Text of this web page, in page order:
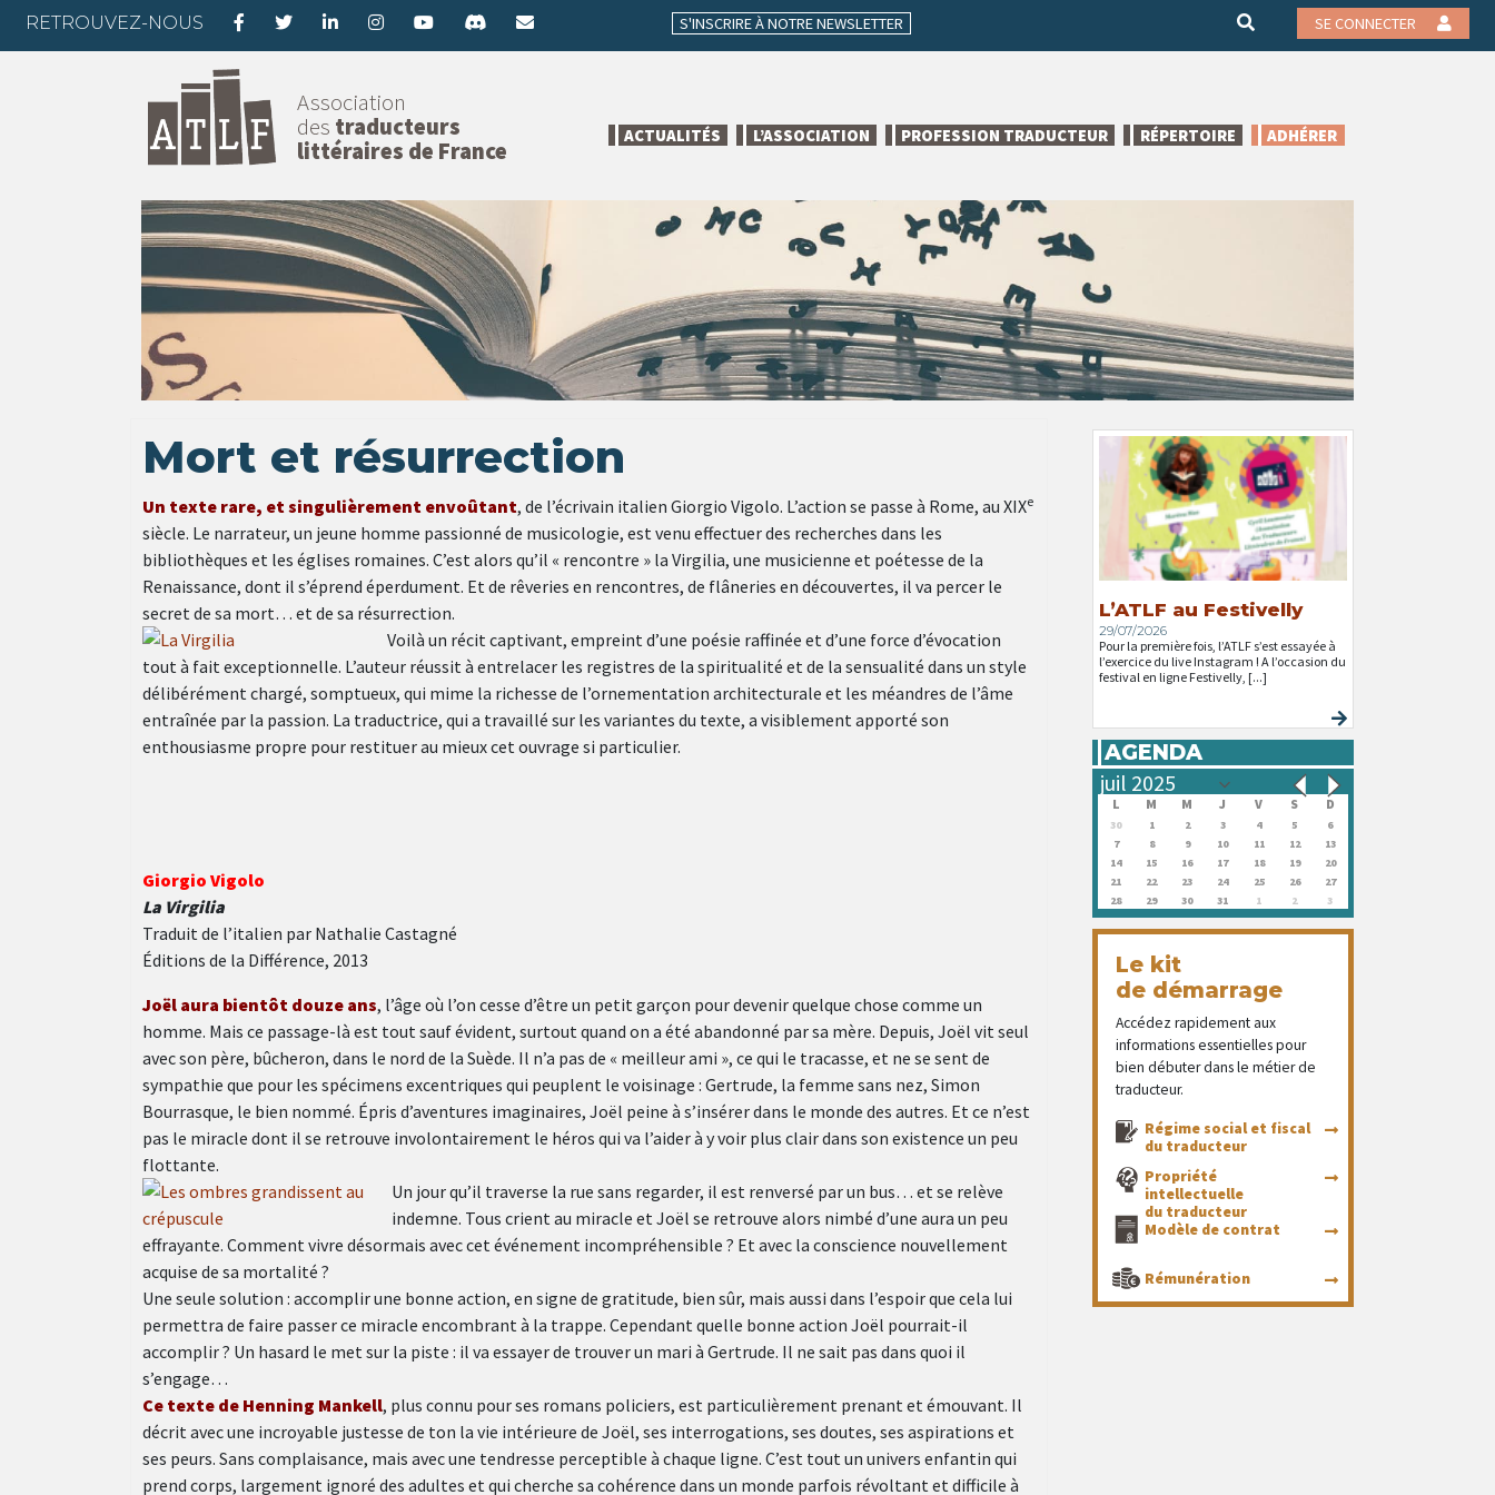
RETROUVEZ-NOUS S'INSCRIRE À NOTRE NEWSLETTER SE CONNECTER
Association
des traducteurs
littéraires de France
ACTUALITÉS L’ASSOCIATION PROFESSION TRADUCTEUR RÉPERTOIRE ADHÉRER
Mort et résurrection
Un texte rare, et singulièrement envoûtant, de l’écrivain italien Giorgio Vigolo. L’action se passe à Rome, au XIXe
siècle. Le narrateur, un jeune homme passionné de musicologie, est venu effectuer des recherches dans les
bibliothèques et les églises romaines. C’est alors qu’il « rencontre » la Virgilia, une musicienne et poétesse de la
Renaissance, dont il s’éprend éperdument. Et de rêveries en rencontres, de flâneries en découvertes, il va percer le
secret de sa mort… et de sa résurrection.
Voilà un récit captivant, empreint d’une poésie raffinée et d’une force d’évocation
tout à fait exceptionnelle. L’auteur réussit à entrelacer les registres de la spiritualité et de la sensualité dans un style
délibérément chargé, somptueux, qui mime la richesse de l’ornementation architecturale et les méandres de l’âme
entraînée par la passion. La traductrice, qui a travaillé sur les variantes du texte, a visiblement apporté son
enthousiasme propre pour restituer au mieux cet ouvrage si particulier.
Giorgio Vigolo
La Virgilia
Traduit de l’italien par Nathalie Castagné
Éditions de la Différence, 2013
Joël aura bientôt douze ans, l’âge où l’on cesse d’être un petit garçon pour devenir quelque chose comme un
homme. Mais ce passage-là est tout sauf évident, surtout quand on a été abandonné par sa mère. Depuis, Joël vit seul
avec son père, bûcheron, dans le nord de la Suède. Il n’a pas de « meilleur ami », ce qui le tracasse, et ne se sent de
sympathie que pour les spécimens excentriques qui peuplent le voisinage : Gertrude, la femme sans nez, Simon
Bourrasque, le bien nommé. Épris d’aventures imaginaires, Joël peine à s’insérer dans le monde des autres. Et ce n’est
pas le miracle dont il se retrouve involontairement le héros qui va l’aider à y voir plus clair dans son existence un peu
flottante.
Un jour qu’il traverse la rue sans regarder, il est renversé par un bus… et se relève
indemne. Tous crient au miracle et Joël se retrouve alors nimbé d’une aura un peu
effrayante. Comment vivre désormais avec cet événement incompréhensible ? Et avec la conscience nouvellement
acquise de sa mortalité ?
Une seule solution : accomplir une bonne action, en signe de gratitude, bien sûr, mais aussi dans l’espoir que cela lui
permettra de faire passer ce miracle encombrant à la trappe. Cependant quelle bonne action Joël pourrait-il
accomplir ? Un hasard le met sur la piste : il va essayer de trouver un mari à Gertrude. Il ne sait pas dans quoi il
s’engage…
Ce texte de Henning Mankell, plus connu pour ses romans policiers, est particulièrement prenant et émouvant. Il
décrit avec une incroyable justesse de ton la vie intérieure de Joël, ses interrogations, ses doutes, ses aspirations et
ses peurs. Sans complaisance, mais avec une tendresse perceptible à chaque ligne. C’est tout un univers enfantin qui
prend corps, largement ignoré des adultes et qui cherche sa cohérence dans un monde parfois révoltant et difficile à
L’ATLF au Festivelly
29/07/2026
Pour la première fois, l’ATLF s’est essayée à
l’exercice du live Instagram ! A l’occasion du
festival en ligne Festivelly, [...]
AGENDA
L M M J V S D
30 1 2 3 4 5
6
7
8 9 10 11 12
13
14
15 16 17 18 19
20
21
22 23 24 25 26
27
28
29 30 31 1 2 3
Le kit
de démarrage
Accédez rapidement aux
informations essentielles pour
bien débuter dans le métier de
traducteur.
Régime social et fiscal
du traducteur
Propriété
intellectuelle
du traducteur
Modèle de contrat
Rémunération